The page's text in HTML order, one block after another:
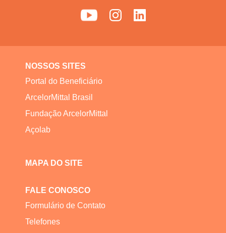
NOSSOS SITES
Portal do Beneficiário
ArcelorMittal Brasil
Fundação ArcelorMittal
Açolab
MAPA DO SITE
FALE CONOSCO
Formulário de Contato
Telefones